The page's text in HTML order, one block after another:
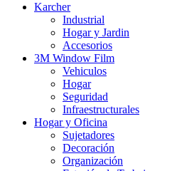
Karcher
Industrial
Hogar y Jardin
Accesorios
3M Window Film
Vehiculos
Hogar
Seguridad
Infraestructurales
Hogar y Oficina
Sujetadores
Decoración
Organización